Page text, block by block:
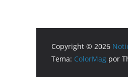
Copyright © 2026
Tema: ColorMag por